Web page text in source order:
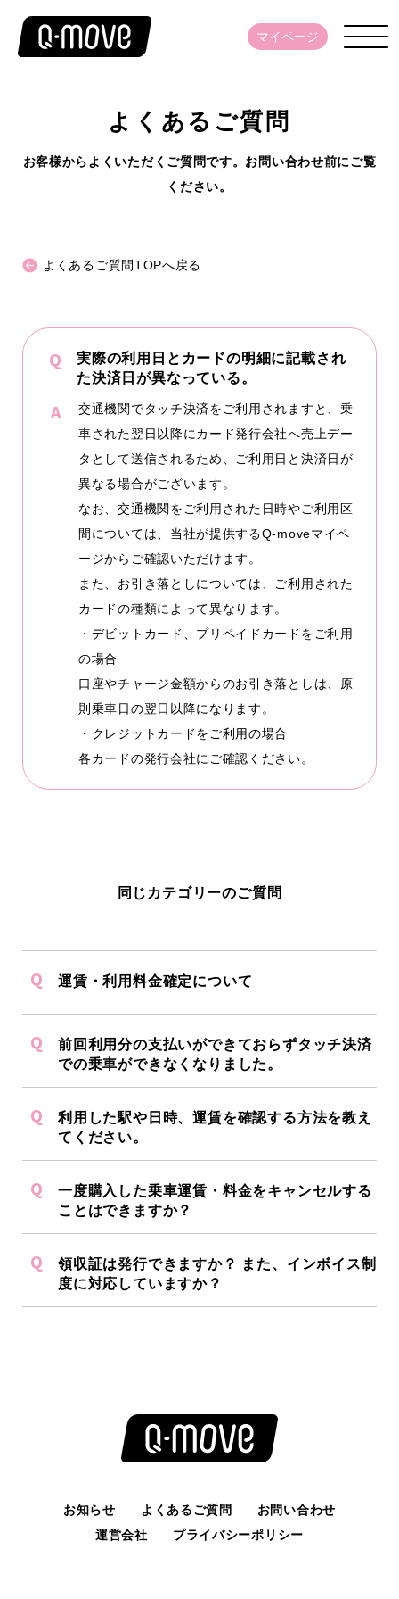
マイページ
よくあるご質問
お客様からよくいただくご質問です。お問い合わせ前にご覧
ください。
よくあるご質問TOPへ戻る
実際の利用日とカードの明細に記載され
た決済日が異なっている。
交通機関でタッチ決済をご利用されますと、乗
車された翌日以降にカード発行会社へ売上デー
タとして送信されるため、ご利用日と決済日が
異なる場合がございます。
なお、交通機関をご利用された日時やご利用区
間については、当社が提供するQ-moveマイペ
ージからご確認いただけます。
また、お引き落としについては、ご利用された
カードの種類によって異なります。
・デビットカード、プリペイドカードをご利用
の場合
口座やチャージ金額からのお引き落としは、原
則乗車日の翌日以降になります。
・クレジットカードをご利用の場合
各カードの発行会社にご確認ください。
同じカテゴリーのご質問
運賃・利用料金確定について
前回利用分の支払いができておらずタッチ決済
での乗車ができなくなりました。
利用した駅や日時、運賃を確認する方法を教え
てください。
一度購入した乗車運賃・料金をキャンセルする
ことはできますか？
領収証は発行できますか？ また、インボイス制
度に対応していますか？
お知らせ よくあるご質問
お問い合わせ
運営会社
プライバシーポリシー